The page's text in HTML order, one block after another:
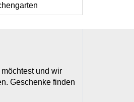
und wir
Geschenke finden